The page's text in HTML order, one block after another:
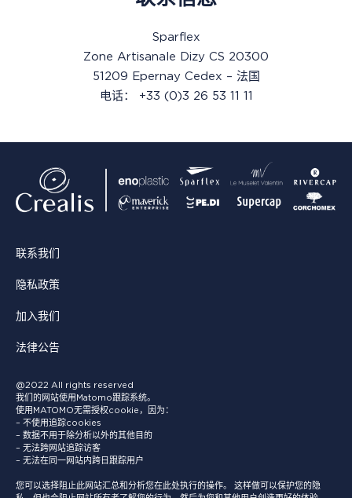
Sparflex
Zone Artisanale Dizy CS 20300
51209 Epernay Cedex – 法国
电话： +33 (0)3 26 53 11 11
联系我们
隐私政策
加入我们
法律公告
@2022 All rights reserved
我们的网站使用Matomo跟踪系统。
使用MATOMO无需授权cookie，因为：
– 不使用追踪cookies
– 数据不用于除分析以外的其他目的
– 无法跨网站追踪访客
– 无法在同一网站内跨日跟踪用户
您可以选择阻止此网站汇总和分析您在此处执行的操作。 这样做可以保护您的隐